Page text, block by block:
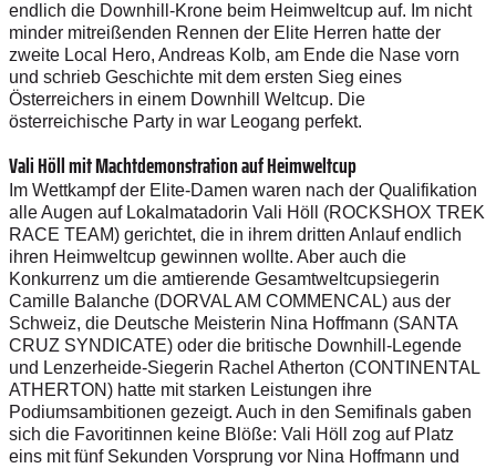
endlich die Downhill-Krone beim Heimweltcup auf. Im nicht
minder mitreißenden Rennen der Elite Herren hatte der
zweite Local Hero, Andreas Kolb, am Ende die Nase vorn
und schrieb Geschichte mit dem ersten Sieg eines
Österreichers in einem Downhill Weltcup. Die
österreichische Party in war Leogang perfekt.
Vali Höll mit Machtdemonstration auf Heimweltcup
Im Wettkampf der Elite-Damen waren nach der Qualifikation
alle Augen auf Lokalmatadorin Vali Höll (ROCKSHOX TREK
RACE TEAM) gerichtet, die in ihrem dritten Anlauf endlich
ihren Heimweltcup gewinnen wollte. Aber auch die
Konkurrenz um die amtierende Gesamtweltcupsiegerin
Camille Balanche (DORVAL AM COMMENCAL) aus der
Schweiz, die Deutsche Meisterin Nina Hoffmann (SANTA
CRUZ SYNDICATE) oder die britische Downhill-Legende
und Lenzerheide-Siegerin Rachel Atherton (CONTINENTAL
ATHERTON) hatte mit starken Leistungen ihre
Podiumsambitionen gezeigt. Auch in den Semifinals gaben
sich die Favoritinnen keine Blöße: Vali Höll zog auf Platz
eins mit fünf Sekunden Vorsprung vor Nina Hoffmann und